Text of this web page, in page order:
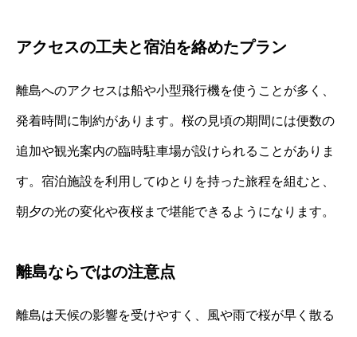
アクセスの工夫と宿泊を絡めたプラン
離島へのアクセスは船や小型飛行機を使うことが多く、
発着時間に制約があります。桜の見頃の期間には便数の
追加や観光案内の臨時駐車場が設けられることがありま
す。宿泊施設を利用してゆとりを持った旅程を組むと、
朝夕の光の変化や夜桜まで堪能できるようになります。
離島ならではの注意点
離島は天候の影響を受けやすく、風や雨で桜が早く散る